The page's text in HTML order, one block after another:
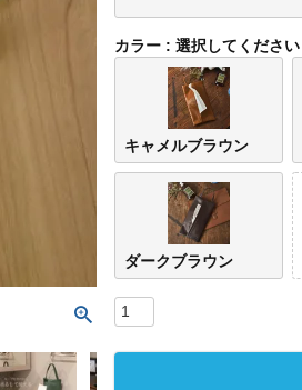
カラー 選択してください
キャメルブラウン
ダークブラウン